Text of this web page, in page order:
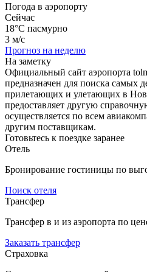
Погода в аэропорту
Сейчас
18°C пасмурно
3 м/с
Прогноз на неделю
На заметку
Официальный сайт аэропорта
предназначен для поиска самых
прилетающих и улетающих в
предоставляет другую
осуществляется по всем
другим поставщикам.
Готовьтесь к поездке заранее
Отель
Бронирование гостиницы по
Поиск отеля
Трансфер
Трансфер в и из аэропорта по
Заказать трансфер
Страховка